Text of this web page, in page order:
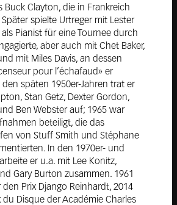
Buck Clayton, die in Frankreich
spielte Urtreger mit Lester
Pianist für eine Tournee durch
aber auch mit Chet Baker,
mit Miles Davis, an dessen
pour l’échafaud» er
den späten 1950er-Jahren trat er
Stan Getz, Dexter Gordon,
Ben Webster auf; 1965 war
beteiligt, die das
von Stuff Smith und Stéphane
In den 1970er- und
er u.a. mit Lee Konitz,
Gary Burton zusammen. 1961
den Prix Django Reinhardt, 2014
du Disque der Académie Charles